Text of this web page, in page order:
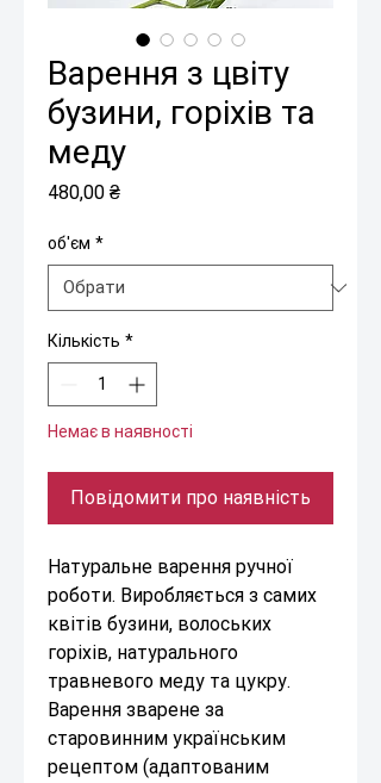
Варення з цвіту
бузини, горіхів та
меду
480,00 ₴Ціна
об'єм *
Кількість *
Немає в наявності
Повідомити про наявність
Натуральне варення ручної
роботи. Виробляється з самих
квітів бузини, волоських
горіхів, натурального
травневого меду та цукру.
Варення зварене за
старовинним українським
рецептом (адаптованим